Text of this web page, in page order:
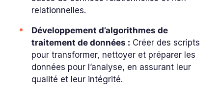
relationnelles.
Développement d’algorithmes de
traitement de données : Créer des scripts
pour transformer, nettoyer et préparer les
données pour l’analyse, en assurant leur
qualité et leur intégrité.